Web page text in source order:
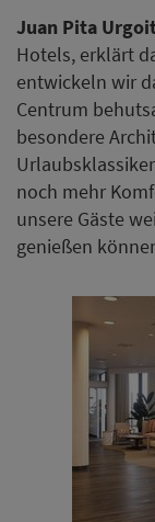
Juan Pita
Hotels, erklärt
entwickeln wir
Centrum
besondere
noch mehr
unsere Gäste
genießen